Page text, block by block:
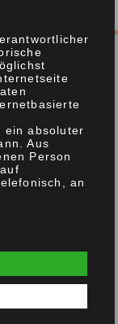
Uhr
Uhr
ein absoluter
Aus
Person
an
den
Erlass der